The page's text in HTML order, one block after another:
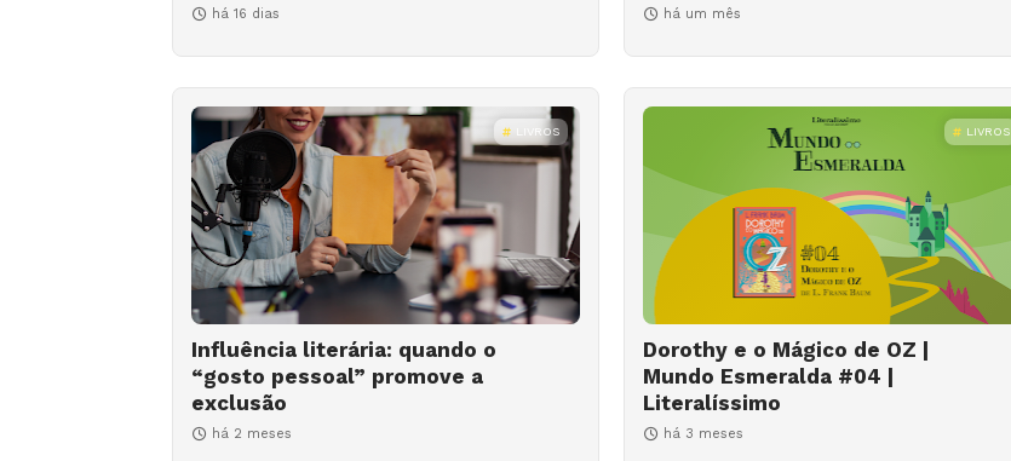
há 16 dias há um mês
LIVROS
Influência literária: quando o
“gosto pessoal” promove a
exclusão
há 2 meses
LIVROS
Dorothy e o Mágico de OZ |
Mundo Esmeralda #04 |
Literalíssimo
há 3 meses